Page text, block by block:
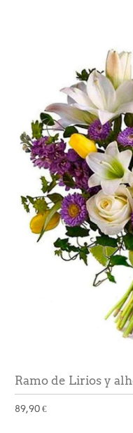
Ramo de Lirios y
89,90 €